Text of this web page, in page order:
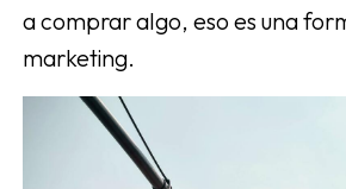
a comprar algo, eso es una
marketing.